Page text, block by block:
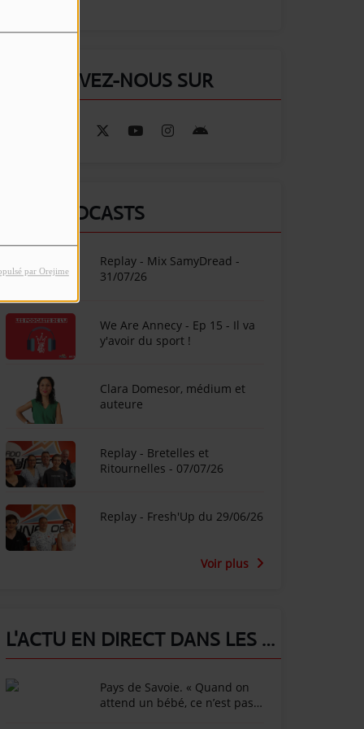
par Orejime
RETROUVEZ-NOUS SUR
NOS PODCASTS
Replay - Mix SamyDread -
31/07/26
We Are Annecy - Ep 15 - Il va
y'avoir du sport !
Clara Domesor, médium et
auteure
Replay - Bretelles et
Ritournelles - 07/07/26
Replay - Fresh'Up du 29/06/26
Voir plus
L'ACTU EN DIRECT DANS LES ALPES !
Pays de Savoie. « Quand on
attend un bébé, ce n’est pas